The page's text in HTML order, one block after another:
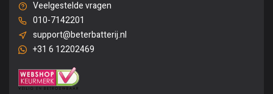
Veelgestelde vragen
010-7142201
support@beterbatterij.nl
+31 6 12202469